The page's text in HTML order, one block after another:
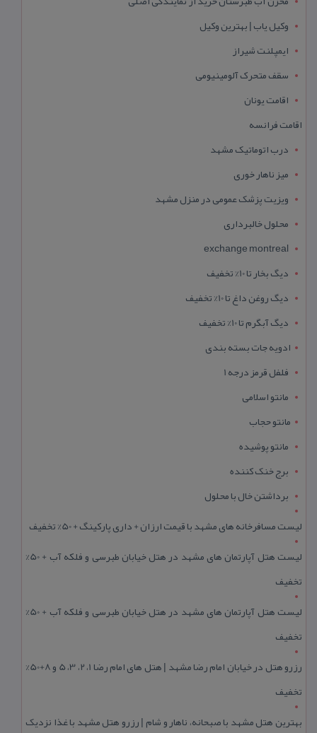
وکیل یاب | بهترین وکیل
ایمپلنت شیراز
سقف متحرک آلومینیومی
اقامت یونان
اقامت فرانسه
درب اتوماتیک مشهد
میز ناهار خوری
ویزیت پزشک عمومی در منزل مشهد
محلول خالبرداری
exchange montreal
دیگ بخار تا 10% تخفیف
دیگ روغن داغ تا 10% تخفیف
دیگ آبگرم تا 10% تخفیف
ادویه جات بسته بندی
فلفل قرمز درجه 1
مانتو اسلامی
مانتو حجاب
مانتو پوشیده
برج خنک کننده
برداشتن خال با محلول
لیست مسافرخانه های مشهد با قیمت ارزان + داری پارکینگ + 50% تخفیف
لیست هتل آپارتمان های مشهد در هتل خیابان طبرسی و فلکه آب + 50%
تخفیف
لیست هتل آپارتمان های مشهد در هتل خیابان طبرسی و فلکه آب + 50%
تخفیف
رزرو هتل در خیابان امام رضا مشهد | هتل‌ های امام رضا 1، 2، 3، 5 و 8+50%
تخفیف
بهترین هتل مشهد با صبحانه، ناهار و شام | رزرو هتل مشهد با غذا نزدیک